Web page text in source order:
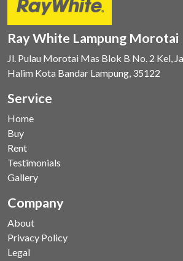
Ray White Lampung Morotai
Jl. Pulau Morotai Mas Blok B No. 2 Kel,
Halim Kota Bandar Lampung, 35122
Service
Home
Buy
Rent
Testimonials
Gallery
Company
About
Privacy Policy
Legal